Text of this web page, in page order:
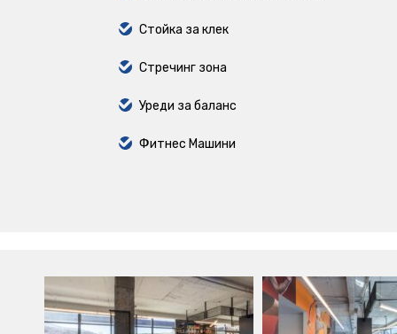
Стойка за клек
Стречинг зона
Уреди за баланс
Фитнес Машини